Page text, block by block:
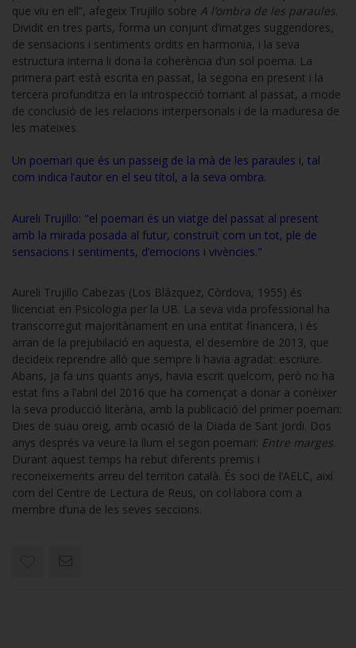
que viu en ell”, afegeix Trujillo sobre A l’ombra de les paraules.
Dividit en tres parts, forma un conjunt d’imatges suggeridores,
de sensacions i sentiments ordits en harmonia, i la seva
estructura interna li dona la coherència d’un sol poema. La
primera part està escrita en passat, la segona en present i la
tercera profunditza en la introspecció tornant al passat, a mode
de conclusió de les relacions interpersonals i de la maduresa de
les mateixes.
Un poemari que és un passeig de la mà de les paraules i, tal
com indica l’autor en el seu títol, a la seva ombra.
Aureli Trujillo: "el poemari és un viatge del passat al present
amb la mirada posada al futur, construït com un tot, ple de
sensacions i sentiments, d’emocions i vivències."
Aureli Trujillo Cabezas (Los Blázquez, Còrdova, 1955) és
llicenciat en Psicologia per la UB. La seva vida professional ha
transcorregut majoritàriament en una entitat financera, i és
arran de la prejubilació en aquesta, el desembre de 2013, que
decideix reprendre allò que sempre li havia agradat: escriure.
Abans, ja fa uns quants anys, havia escrit quelcom, però no ha
estat fins a l’abril del 2016 que ha començat a donar a conèixer
la seva producció literària, amb la publicació del primer poemari:
Dies de suau oreig, amb ocasió de la Diada de Sant Jordi. Dos
anys després va veure la llum el segon poemari: Entre marges.
Durant aquest temps ha rebut diferents premis i
reconeixements arreu del territori català. És soci de l’AELC, així
com del Centre de Lectura de Reus, on col·labora com a
membre d’una de les seves seccions.